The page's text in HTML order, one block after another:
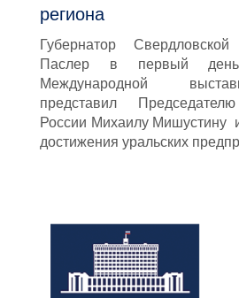
региона
Губернатор
Паслер в первый
Международной
представил
России Михаилу Мишустину
достижения уральских